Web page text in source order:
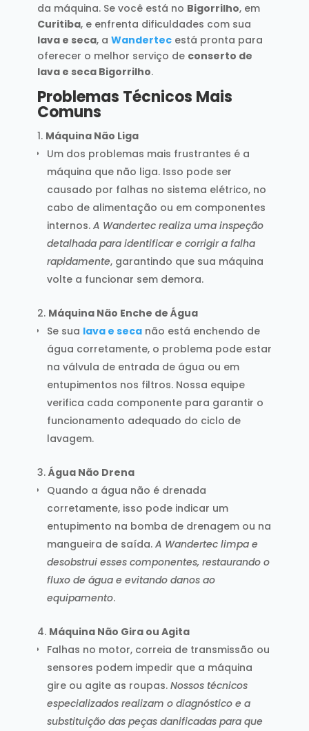
da máquina. Se você está no Bigorrilho, em
Curitiba, e enfrenta dificuldades com sua
lava e seca, a Wandertecestá pronta para
oferecer o melhor serviço de conserto de
lava e seca Bigorrilho.
Problemas Técnicos Mais
Comuns
Máquina Não Liga
Um dos problemas mais frustrantes é a
máquina que não liga. Isso pode ser
causado por falhas no sistema elétrico, no
cabo de alimentação ou em componentes
internos. A Wandertec realiza uma inspeção
detalhada para identificar e corrigir a falha
rapidamente, garantindo que sua máquina
volte a funcionar sem demora.
Máquina Não Enche de Água
Se sua lava e secanão está enchendo de
água corretamente, o problema pode estar
na válvula de entrada de água ou em
entupimentos nos filtros. Nossa equipe
verifica cada componente para garantir o
funcionamento adequado do ciclo de
lavagem.
Água Não Drena
Quando a água não é drenada
corretamente, isso pode indicar um
entupimento na bomba de drenagem ou na
mangueira de saída. A Wandertec limpa e
desobstrui esses componentes, restaurando o
fluxo de água e evitando danos ao
equipamento.
Máquina Não Gira ou Agita
Falhas no motor, correia de transmissão ou
sensores podem impedir que a máquina
gire ou agite as roupas. Nossos técnicos
especializados realizam o diagnóstico e a
substituição das peças danificadas para que